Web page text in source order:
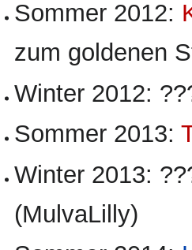
Sommer 2012:
zum goldenen
Winter 2012:
Sommer 2013:
Winter 2013:
(MulvaLilly)